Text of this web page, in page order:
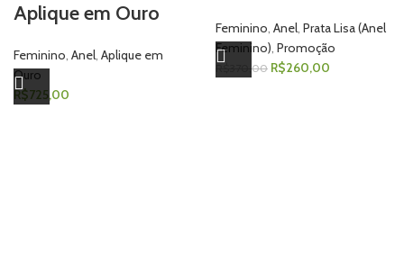
Aplique em Ouro
Feminino, Anel, Aplique em
Ouro
R$725,00
Feminino, Anel, Prata Lisa (Anel
Feminino), Promoção
370,00 R$260,00